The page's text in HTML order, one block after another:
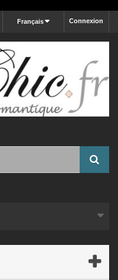
Connexion
Français